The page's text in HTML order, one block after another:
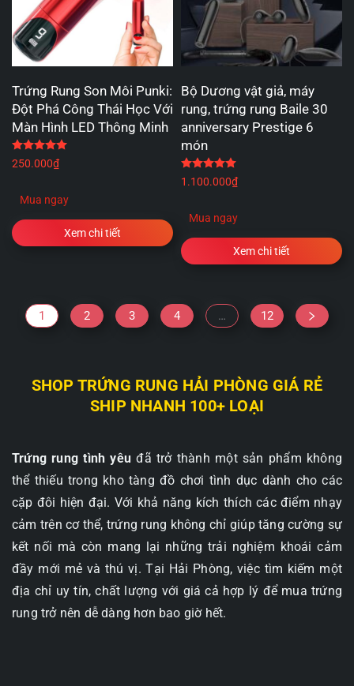
Trứng Rung Son Môi Punki:
Đột Phá Công Thái Học Với
Màn Hình LED Thông Minh
5 sao
250.000₫
Mua ngay
Xem chi tiết
Bộ Dương vật giả, máy
rung, trứng rung Baile 30
anniversary Prestige 6
món
1.100.000₫
Mua ngay
Xem chi tiết
1 2 3 4 … 12
SHOP TRỨNG RUNG HẢI PHÒNG GIÁ RẺ
SHIP NHANH 100+ LOẠI
Trứng rung tình yêu đã trở thành một sản phẩm không
thể thiếu trong kho tàng đồ chơi tình dục dành cho các
cặp đôi hiện đại. Với khả năng kích thích các điểm nhạy
cảm trên cơ thể, trứng rung không chỉ giúp tăng cường sự
kết nối mà còn mang lại những trải nghiệm khoái cảm
đầy mới mẻ và thú vị. Tại Hải Phòng, việc tìm kiếm một
địa chỉ uy tín, chất lượng với giá cả hợp lý để mua trứng
rung trở nên dễ dàng hơn bao giờ hết.